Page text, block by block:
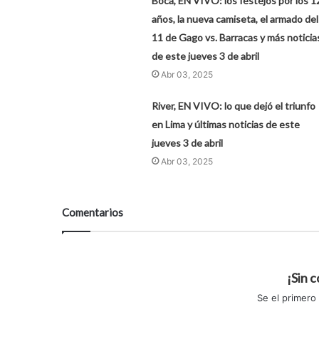
años, la nueva camiseta, el armado del
11 de Gago vs. Barracas y más
de este jueves 3 de abril
Abr 03, 2025
River, EN VIVO: lo que dejó el triunfo
en Lima y últimas noticias de este
jueves 3 de abril
Abr 03, 2025
Comentarios
¡Sin
Se el